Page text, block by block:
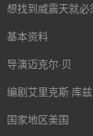
想找到威震天就
基本资料
导演迈克尔·贝
编剧艾里克斯·库
国家地区美国